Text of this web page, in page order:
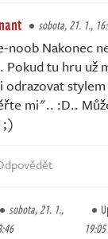
sobota, 21. 1.,
noob Nakonec
Pokud tu hru už
odrazovat
mi".. :D..
;)
sobota, 21. 1.,
19:05